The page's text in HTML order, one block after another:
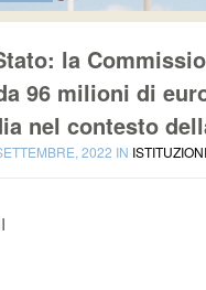
la
96 milioni di
nel contesto
2022 IN ISTITUZIONI